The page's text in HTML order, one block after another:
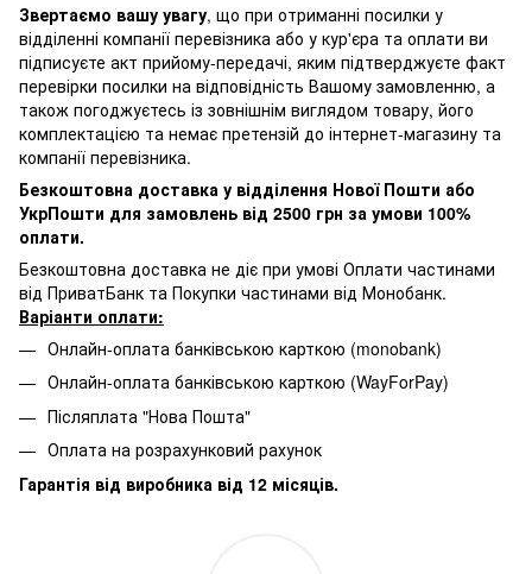
Звертаємо вашу увагу, що при отриманні посилки у
відділенні компанії перевізника або у кур'єра та оплати ви
підписуєте акт прийому-передачі, яким підтверджуєте факт
перевірки посилки на відповідність Вашому замовленню, а
також погоджуєтесь із зовнішнім виглядом товару, його
комплектацією та немає претензій до інтернет-магазину та
компанії перевізника.
Безкоштовна доставка у відділення Нової Пошти або
УкрПошти для замовлень від 2500 грн за умови 100%
оплати.
Безкоштовна доставка не діє при умові Оплати частинами
від ПриватБанк та Покупки частинами від Монобанк.
Варіанти оплати:
Онлайн-оплата банківською карткою (monobank)
Онлайн-оплата банківською карткою (WayForPay)
Післяплата "Нова Пошта"
Оплата на розрахунковий рахунок
Гарантія від виробника від 12 місяців.